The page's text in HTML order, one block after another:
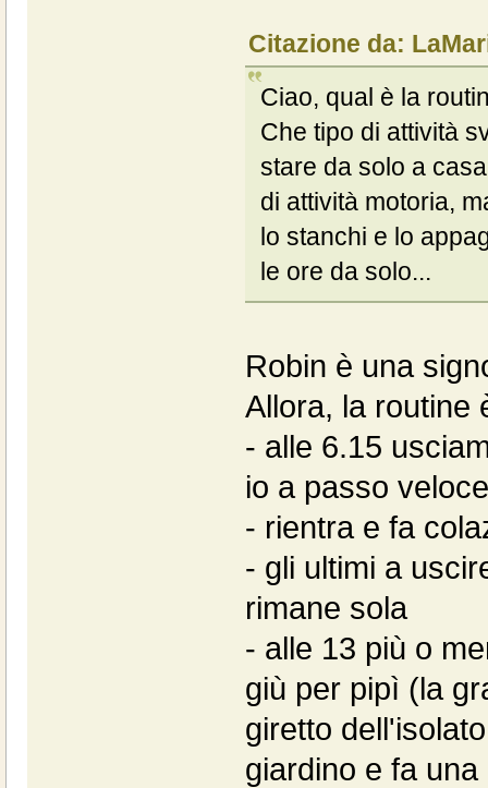
Citazione da:
Ciao, qual è la
Che tipo di attività
stare da solo a
di attività motoria,
lo stanchi e lo
le ore da solo...
Robin è una
Allora, la routine
- alle 6.15
io a passo
- rientra e fa
- gli ultimi a
rimane sola
- alle 13 più o
giù per pipì (la
giretto
giardino e fa